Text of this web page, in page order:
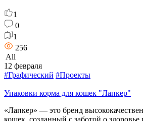
1
0
1
256
All
12 февраля
#Графический #Проекты
Упаковки корма для кошек "Лапкер"
«Лапкер» — это бренд
кошек, созданный с заботой о